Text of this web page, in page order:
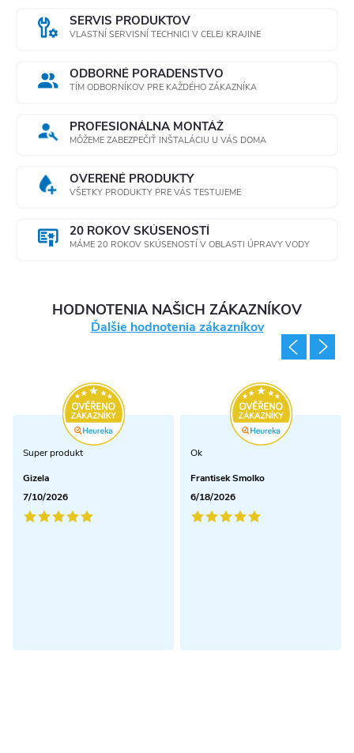
SERVIS PRODUKTOV
VLASTNÍ SERVISNÍ TECHNICI V CELEJ KRAJINE
ODBORNÉ PORADENSTVO
TÍM ODBORNÍKOV PRE KAŽDÉHO ZÁKAZNÍKA
PROFESIONÁLNA MONTÁŽ
MÔŽEME ZABEZPEČIŤ INŠTALÁCIU U VÁS DOMA
OVERENÉ PRODUKTY
VŠETKY PRODUKTY PRE VÁS TESTUJEME
20 ROKOV SKÚSENOSTÍ
MÁME 20 ROKOV SKÚSENOSTÍ V OBLASTI ÚPRAVY VODY
HODNOTENIA NAŠICH ZÁKAZNÍKOV
Ďalšie hodnotenia zákazníkov
Super produkt
Gizela
7/10/2026
Ok
Frantisek Smolko
6/18/2026